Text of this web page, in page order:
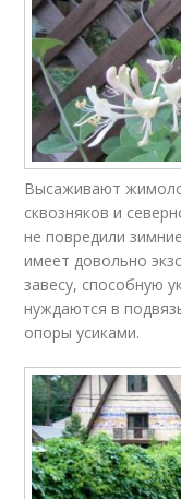
Высаживают
сквозняков и
не повредили
имеет довольно
завесу, способную
нуждаются в
опоры усиками.